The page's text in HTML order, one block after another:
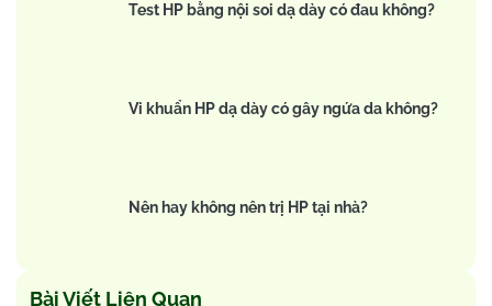
Test HP bằng nội soi dạ dày có đau không?
Vi khuẩn HP dạ dày có gây ngứa da không?
Nên hay không nên trị HP tại nhà?
Bài Viết Liên Quan